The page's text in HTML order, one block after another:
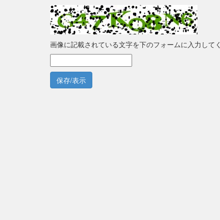
画像に記載されている文字を下のフォームに入力して
保存/表示